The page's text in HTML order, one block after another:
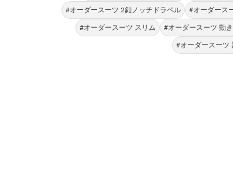
#オーダースーツ 2釦ノッチドラペル #オーダース
#オーダースーツ スリム #オーダースーツ 動
#オーダースーツ